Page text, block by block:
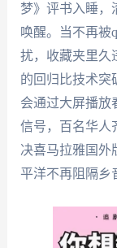
梦》评书入睡，
唤醒。当不再被
扰，收藏夹里久
的回归比技术突
会通过大屏播放
信号，百名华人
决喜马拉雅国外
平洋不再阻隔乡